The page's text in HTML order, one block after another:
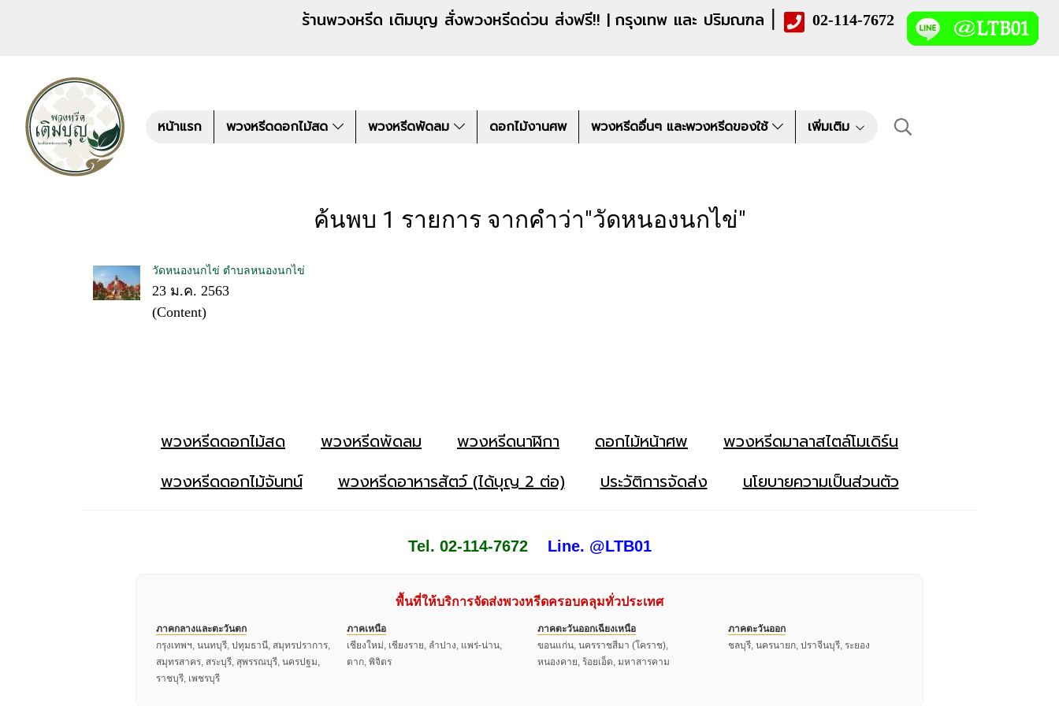
ร้านพวงหรีด เติมบุญ สั่งพวงหรีดด่วน ส่งฟรี!! | กรุงเทพ และ ปริมณฑล | 02-114-7672
หน้าแรก พวงหรีดดอกไม้สด พวงหรีดพัดลม ดอกไม้งานศพ พวงหรีดอื่นๆ และพวงหรีดของใช้ เพิ่มเติม
ค้นพบ 1 รายการ จากคำว่า"วัดหนองนกไข่"
วัดหนองนกไข่ ตำบลหนองนกไข่
23 ม.ค. 2563
(Content)
พวงหรีดดอกไม้สด พวงหรีดพัดลม พวงหรีดนาฬิกา ดอกไม้หน้าศพ
พวงหรีดมาลาสไตล์โมเดิร์น
พวงหรีดดอกไม้จันทน์
พวงหรีดอาหารสัตว์ (ได้บุญ 2 ต่อ) ประวัติการจัดส่ง นโยบายความเป็นส่วนตัว
Tel. 02-114-7672 Line. @LTB01
พื้นที่ให้บริการจัดส่งพวงหรีดครอบคลุมทั่วประเทศ
ภาคกลางและตะวันตก
กรุงเทพฯ, นนทบุรี, ปทุมธานี, สมุทรปราการ,
สมุทรสาคร, สระบุรี, สุพรรณบุรี, นครปฐม,
ราชบุรี, เพชรบุรี
ภาคเหนือ
เชียงใหม่, เชียงราย, ลำปาง, แพร่-น่าน,
ตาก, พิจิตร
ภาคตะวันออกเฉียงเหนือ
ขอนแก่น, นครราชสีมา (โคราช),
หนองคาย, ร้อยเอ็ด, มหาสารคาม
ภาคตะวันออก
ชลบุรี, นครนายก, ปราจีนบุรี, ระยอง